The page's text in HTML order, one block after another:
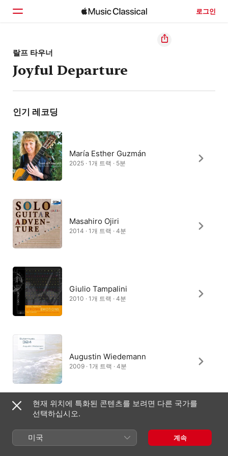
로그인
홈
둘러보기
검색
랄프 타우너
Joyful Departure
인기 레코딩
María Esther Guzmán
2025 · 1개 트랙 · 5분
Masahiro Ojiri
2014 · 1개 트랙 · 4분
Giulio Tampalini
2010 · 1개 트랙 · 4분
Augustin Wiedemann
2009 · 1개 트랙 · 4분
대한민국 English (UK)
현재 위치에 특화된 콘텐츠를 보려면 다른 국가를
선택하십시오.
미국 계속